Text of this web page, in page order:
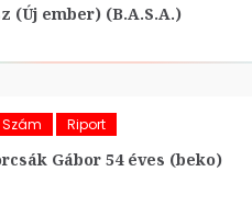
(Új ember) (B.A.S.A.)
Szám Riport
Gábor 54 éves (beko)